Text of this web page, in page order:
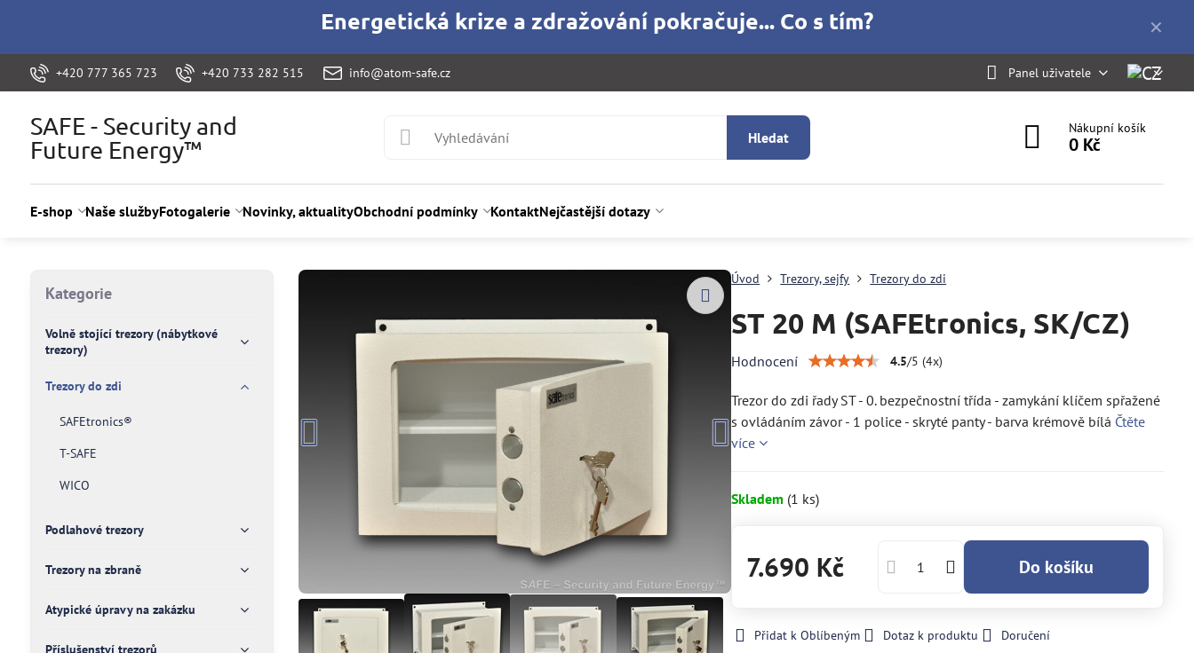
✕
Energetická krize a zdražování pokračuje... Co s tím?
+420 777 365 723 +420 733 282 515 info@atom-safe.cz Panel uživatele
SAFE - Security and
Future Energy™
Hledat
Nákupní košík
0 Kč
E-shop Naše službyFotogalerie Novinky, aktualityObchodní podmínky KontaktNejčastější dotazy
Úvod Trezory, sejfy Trezory do zdi
ST 20 M (SAFEtronics, SK/CZ)
Hodnocení 4.5/5 (4x)
Trezor do zdi řady ST - 0. bezpečnostní třída - zamykání klíčem spřažené
s ovládáním závor - 1 police - skryté panty - barva krémově bílá Čtěte
více
Skladem (1 ks)
7.690 Kč Do košíku
Přidat k Oblíbeným Dotaz k produktu Doručení
Kategorie
Volně stojící trezory (nábytkové
trezory)
Trezory do zdi
SAFEtronics®
T-SAFE
WICO
Podlahové trezory
Trezory na zbraně
Atypické úpravy na zakázku
Příslušenství trezorů